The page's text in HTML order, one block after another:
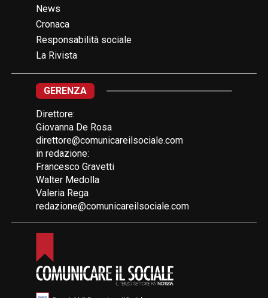
News
Cronaca
Responsabilità sociale
La Rivista
GERENZA
Direttore:
Giovanna De Rosa
direttore@comunicareilsociale.com
in redazione:
Francesco Gravetti
Walter Medolla
Valeria Rega
redazione@comunicareilsociale.com